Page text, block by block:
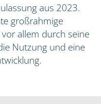
aus 2023.
großrahmige
allem durch seine
Nutzung und eine